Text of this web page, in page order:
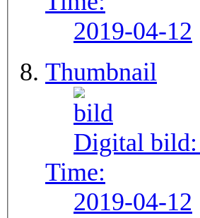
2019-04-12
Thumbnail
Digital bild:
Time:
2019-04-12